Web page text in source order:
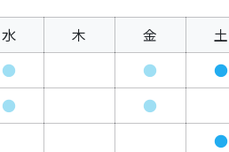
水 木 金 土
● ● ●
● ●
●